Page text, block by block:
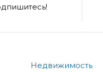
Недвижимость